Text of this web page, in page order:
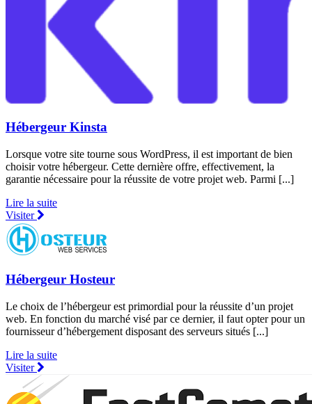
Hébergeur Kinsta
Lorsque votre site tourne sous WordPress, il est important de bien
choisir votre hébergeur. Cette dernière offre, effectivement, la
garantie nécessaire pour la réussite de votre projet web. Parmi [...]
Lire la suite
Visiter
Hébergeur Hosteur
Le choix de l’hébergeur est primordial pour la réussite d’un projet
web. En fonction du marché visé par ce dernier, il faut opter pour un
fournisseur d’hébergement disposant des serveurs situés [...]
Lire la suite
Visiter